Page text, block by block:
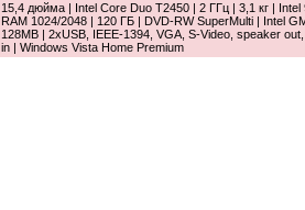
15,4 дюйма | Intel Core Duo T2450 | 2 ГГц | 3,1 кг | Intel
RAM 1024/2048 | 120 ГБ | DVD-RW SuperMulti | Intel
128MB | 2xUSB, IEEE-1394, VGA, S-Video, speaker
in | Windows Vista Home Premium